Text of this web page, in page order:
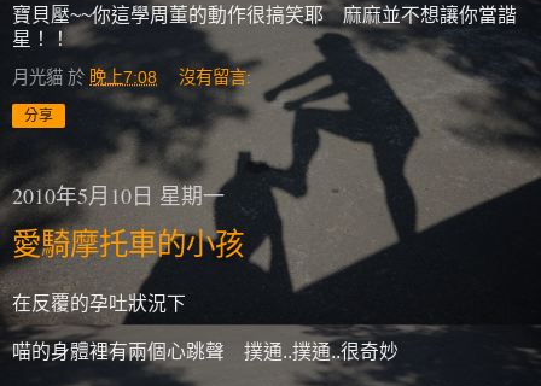
寶貝壓~~你這學周董的動作很搞笑耶 麻麻並不想讓你當諧
星！！
月光貓 於 晚上7:08 沒有留言:
分享
2010年5月10日 星期一
愛騎摩托車的小孩
在反覆的孕吐狀況下
喵的身體裡有兩個心跳聲 撲通..撲通..很奇妙